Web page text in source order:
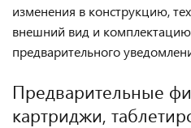
изменения в конструкцию,
внешний вид и комплектацию
предварительного
Предварительные
картриджи,